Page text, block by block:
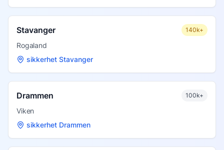
Stavanger 140k+
Rogaland
sikkerhet Stavanger
Drammen 100k+
Viken
sikkerhet Drammen